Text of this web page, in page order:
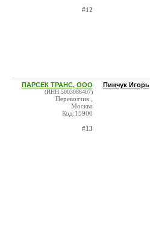
#12
ПАРСЕК ТРАНС, ООО
(ИНН:5003086407)
Перевозчик ,
Москва
Код:15900
#13
Пинчук Игорь